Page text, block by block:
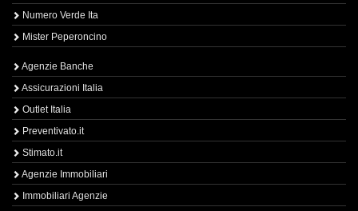
Numero Verde Ita
Mister Peperoncino
Agenzie Banche
Assicurazioni Italia
Outlet Italia
Preventivato.it
Stimato.it
Agenzie Immobiliari
Immobiliari Agenzie